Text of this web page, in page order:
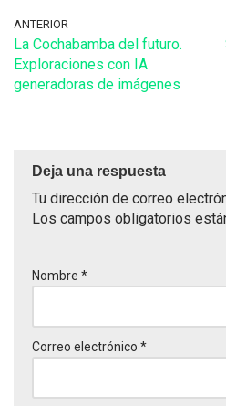
ANTERIOR
La Cochabamba del futuro.
Exploraciones con IA
generadoras de imágenes
Deja una respuesta
Tu dirección de correo
Los campos obligatorios
Nombre *
Correo electrónico *